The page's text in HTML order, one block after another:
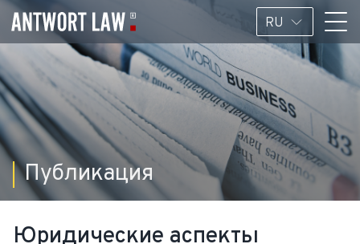
RU
Публикация
Юридические аспекты